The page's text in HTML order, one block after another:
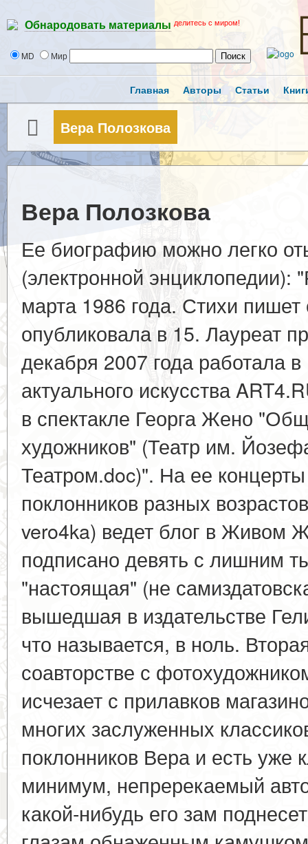
Обнародовать материалы делитесь с миром!
MD Мир
Главная Авторы Статьи
Вера Полозкова
Вера Полозкова
Ее биографию можно легко
(электронной энциклопедии):
марта 1986 года. Стихи
опубликовала в 15. Лауреат
декабря 2007 года работала
актуального искусства
в спектакле Георга Жено
художников" (Театр им.
Театром.doc)". На ее
поклонников разных
vero4ka) ведет блог в Живом
подписано девять с лишним
"настоящая" (не
вышедшая в издательстве
что называется, в ноль.
соавторстве с
исчезает с прилавков
многих заслуженных
поклонников Вера и есть уже
минимум, непререкаемый
какой-нибудь его зам